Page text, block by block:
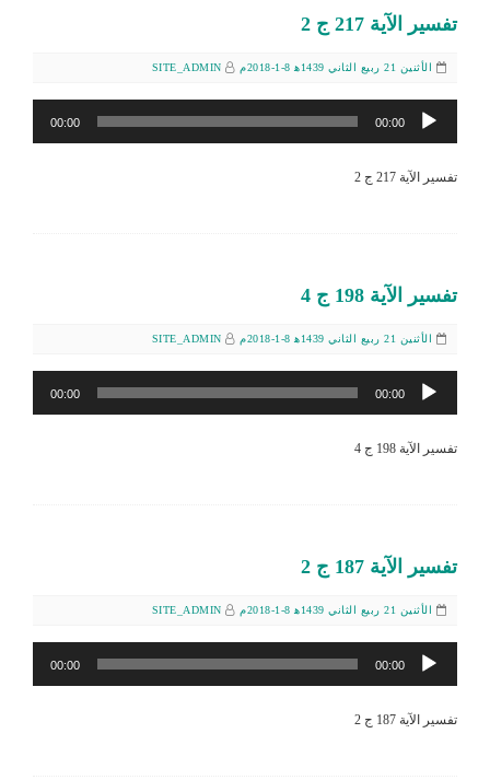
تفسير الآية 217 ج 2
الأثنين 21 ربيع الثاني 1439ﻫ 8-1-2018م SITE_ADMIN
مشغل
الصوت
00:00
00:00
تفسير الآية 217 ج 2
تفسير الآية 198 ج 4
الأثنين 21 ربيع الثاني 1439ﻫ 8-1-2018م SITE_ADMIN
مشغل
الصوت
00:00
00:00
تفسير الآية 198 ج 4
تفسير الآية 187 ج 2
الأثنين 21 ربيع الثاني 1439ﻫ 8-1-2018م SITE_ADMIN
مشغل
الصوت
00:00
00:00
تفسير الآية 187 ج 2